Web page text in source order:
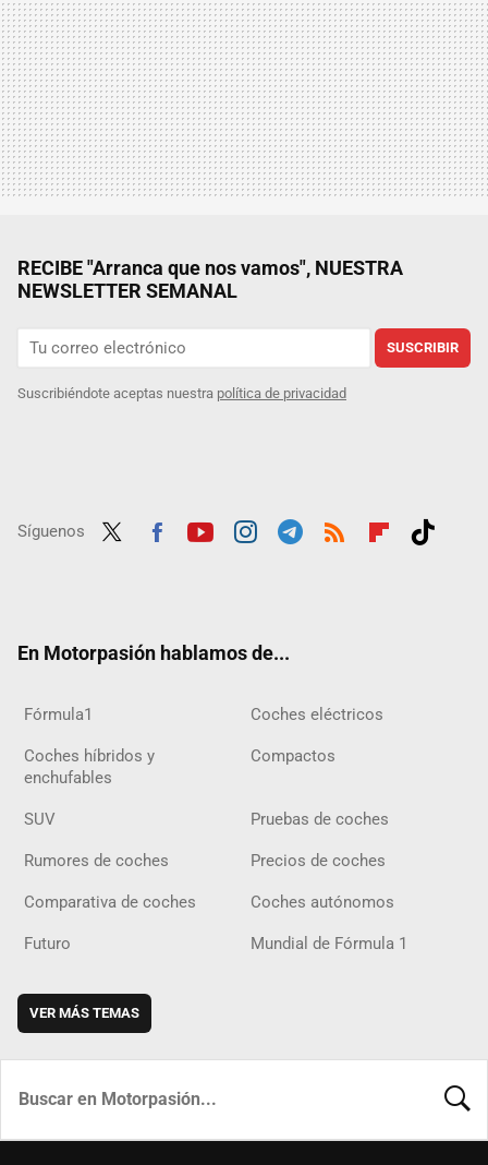
RECIBE "Arranca que nos vamos", NUESTRA
NEWSLETTER SEMANAL
SUSCRIBIR
Suscribiéndote aceptas nuestra política de privacidad
Síguenos
En Motorpasión hablamos de...
Fórmula1 Coches eléctricos
Coches híbridos y
enchufables
Compactos
SUV Pruebas de coches
Rumores de coches Precios de coches
Comparativa de coches Coches autónomos
Futuro Mundial de Fórmula 1
VER MÁS TEMAS